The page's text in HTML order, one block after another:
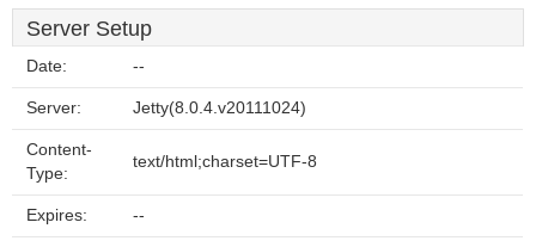
Server Setup
Date: --
Server: Jetty(8.0.4.v20111024)
Content-
Type:
text/html;charset=UTF-8
Expires: --